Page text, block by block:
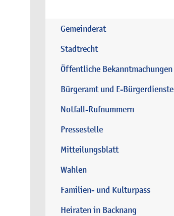
Gemeinderat
Stadtrecht
Öffentliche Bekanntmachungen
Bürgeramt und E-Bürgerdienste
Notfall-Rufnummern
Pressestelle
Mitteilungsblatt
Wahlen
Familien- und Kulturpass
Heiraten in Backnang